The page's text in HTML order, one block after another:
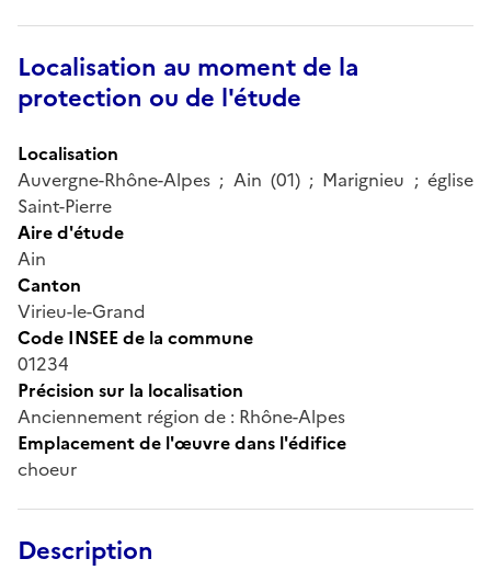
Localisation au moment de la
protection ou de l'étude
Localisation
Auvergne-Rhône-Alpes ; Ain (01) ; Marignieu ; église
Saint-Pierre
Aire d'étude
Ain
Canton
Virieu-le-Grand
Code INSEE de la commune
01234
Précision sur la localisation
Anciennement région de : Rhône-Alpes
Emplacement de l'œuvre dans l'édifice
choeur
Description